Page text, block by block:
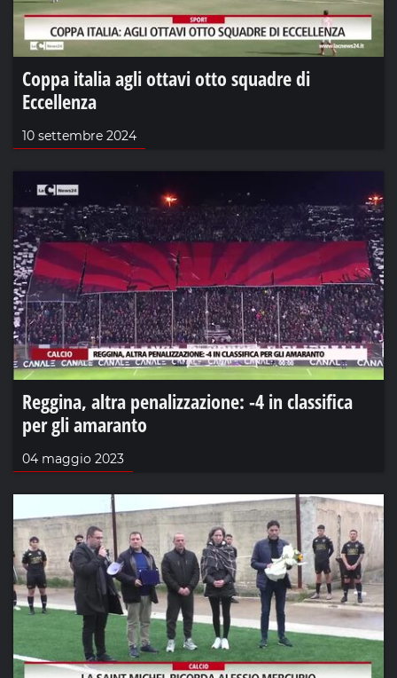
Coppa italia agli ottavi otto squadre di
Eccellenza
10 settembre 2024
Reggina, altra penalizzazione: -4 in classifica
per gli amaranto
04 maggio 2023